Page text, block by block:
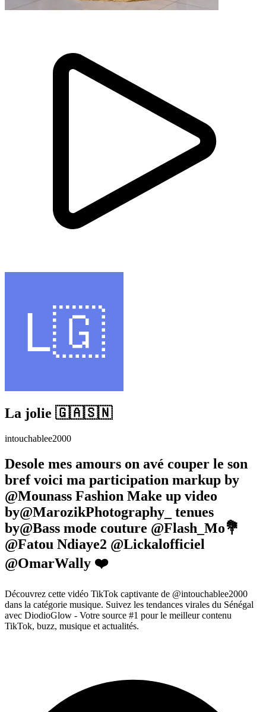
La jolie 🇬🇦🇸🇳
intouchablee2000
Desole mes amours on avé couper le son
bref voici ma participation markup by
@Mounass Fashion Make up video
by@MarozikPhotography_ tenues
by@Bass mode couture @Flash_Mo💐
@Fatou Ndiaye2 @Lickalofficiel
@OmarWally ❤️
Découvrez cette vidéo TikTok captivante de @intouchablee2000
dans la catégorie musique. Suivez les tendances virales du Sénégal
avec DiodioGlow - Votre source #1 pour le meilleur contenu
TikTok, buzz, musique et actualités.